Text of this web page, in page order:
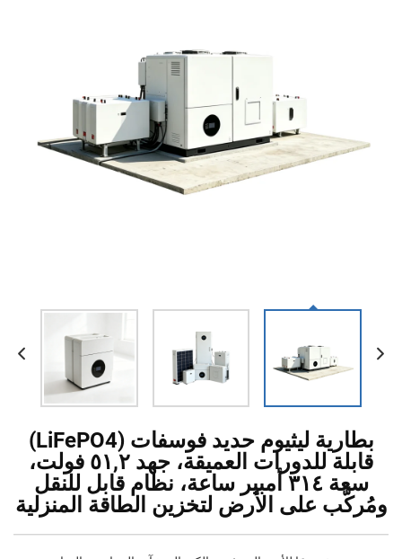
بطارية ليثيوم حديد فوسفات (LiFePO4)
قابلة للدورات العميقة، جهد ٥١,٢ فولت،
سعة ٣١٤ أمبير ساعة، نظام قابل للنقل
ومُركَّب على الأرض لتخزين الطاقة المنزلية